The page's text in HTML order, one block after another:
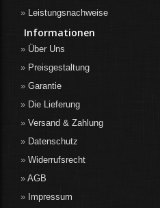
Leistungsnachweise
Informationen
Über Uns
Preisgestaltung
Garantie
Die Lieferung
Versand & Zahlung
Datenschutz
Widerrufsrecht
AGB
Impressum